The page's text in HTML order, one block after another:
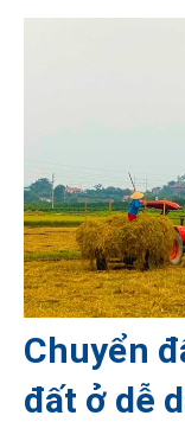
Chuyển
đất ở dễ